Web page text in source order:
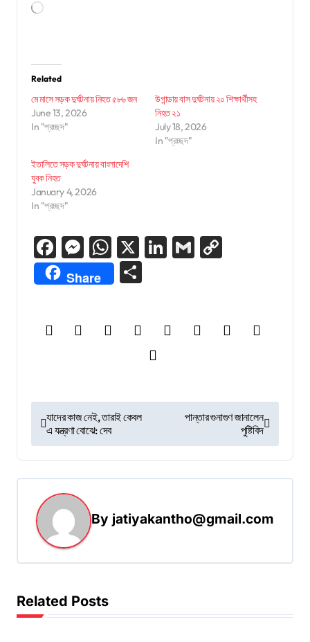
Related
মে মাসে সড়ক দুর্ঘটনায় নিহত ৫৮৬ জন
June 13, 2026
In "প্রচ্ছদ"
উগান্ডায় বাস দুর্ঘটনায় ২০ শিক্ষার্থীসহ
নিহত ২১
July 18, 2026
In "প্রচ্ছদ"
ইতালিতে সড়ক দুর্ঘটনায় বাংলাদেশি
যুবক নিহত
January 4, 2026
In "প্রচ্ছদ"
Facebook
Messenger
WhatsApp
X LinkedIn
Gmail
Share
s
t
n
a
g
a
যাদের কাজ নেই, তারাই কেবল
এ যন্ত্রণা বোঝে: দেব
পান্তার গুনাগুণ জানালেন
পুষ্টিবিদ
By jatiyakantho@gmail.com
Related Posts